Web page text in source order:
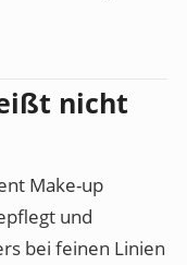
nicht
Make-up
und
bei feinen Linien